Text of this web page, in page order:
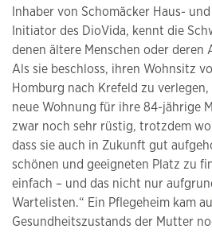
Inhaber von Schomäcker Haus-
Initiator des DioVida, kennt die
denen ältere Menschen oder deren
Als sie beschloss, ihren Wohnsitz
Homburg nach Krefeld zu
neue Wohnung für ihre 84-jährige
zwar noch sehr rüstig, trotzdem
dass sie auch in Zukunft gut
schönen und geeigneten Platz zu
einfach – und das nicht nur
Wartelisten.“ Ein Pflegeheim kam
Gesundheitszustands der Mutter